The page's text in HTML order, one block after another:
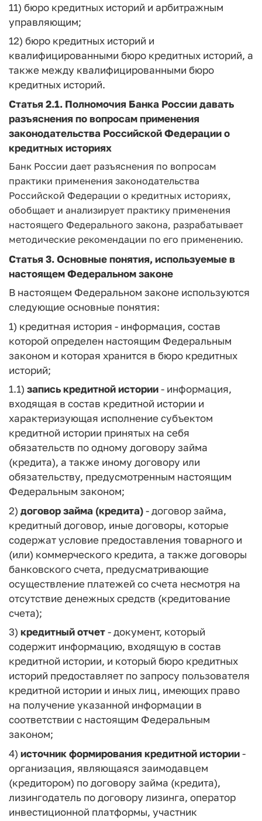
11) бюро кредитных историй и арбитражным
управляющим;
12) бюро кредитных историй и
квалифицированными бюро кредитных историй, а
также между квалифицированными бюро
кредитных историй.
Статья 2.1. Полномочия Банка России давать
разъяснения по вопросам применения
законодательства Российской Федерации о
кредитных историях
Банк России дает разъяснения по вопросам
практики применения законодательства
Российской Федерации о кредитных историях,
обобщает и анализирует практику применения
настоящего Федерального закона, разрабатывает
методические рекомендации по его применению.
Статья 3. Основные понятия, используемые в
настоящем Федеральном законе
В настоящем Федеральном законе используются
следующие основные понятия:
1) кредитная история - информация, состав
которой определен настоящим Федеральным
законом и которая хранится в бюро кредитных
историй;
1.1) запись кредитной истории- информация,
входящая в состав кредитной истории и
характеризующая исполнение субъектом
кредитной истории принятых на себя
обязательств по одному договору займа
(кредита), а также иному договору или
обязательству, предусмотренным настоящим
Федеральным законом;
2) договор займа (кредита)- договор займа,
кредитный договор, иные договоры, которые
содержат условие предоставления товарного и
(или) коммерческого кредита, а также договоры
банковского счета, предусматривающие
осуществление платежей со счета несмотря на
отсутствие денежных средств (кредитование
счета);
3) кредитный отчет- документ, который
содержит информацию, входящую в состав
кредитной истории, и который бюро кредитных
историй предоставляет по запросу пользователя
кредитной истории и иных лиц, имеющих право
на получение указанной информации в
соответствии с настоящим Федеральным
законом;
4) источник формирования кредитной истории-
организация, являющаяся заимодавцем
(кредитором) по договору займа (кредита),
лизингодатель по договору лизинга, оператор
инвестиционной платформы, участник